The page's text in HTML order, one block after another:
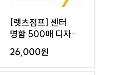
[렛츠점프] 센터
명함 500매 디자인
26,000원